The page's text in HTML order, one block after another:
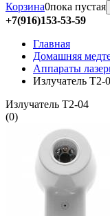
Корзина0пока пустая
+7(916)153-53-59
Главная
Домашняя
Аппараты
Излучатель Т2-
Излучатель Т2-04
(0)